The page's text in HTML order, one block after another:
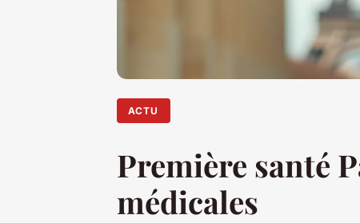
ACTU
Première santé
médicales